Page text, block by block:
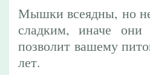
Мышки всеядны, но
сладким, иначе
позволит вашему
лет.